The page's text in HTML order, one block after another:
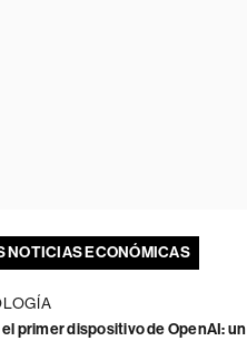
NOTICIAS ECONÓMICAS
el primer dispositivo de OpenAI: un